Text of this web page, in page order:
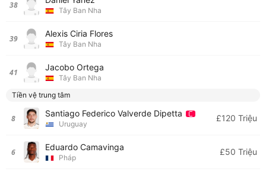
38
Tây Ban Nha
39 Alexis Ciria Flores
Tây Ban Nha
41 Jacobo Ortega
Tây Ban Nha
Tiền vệ trung tâm
8 Santiago Federico Valverde Dipetta
Uruguay
£120 Triệu
6 Eduardo Camavinga
Pháp
£50 Triệu